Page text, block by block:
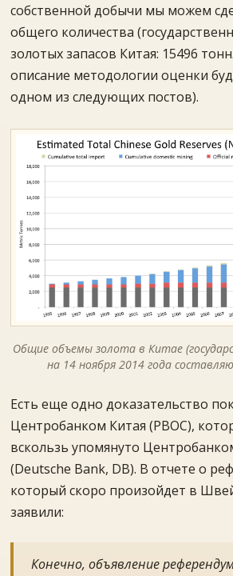
собственной добычи мы можем
общего количества
золотых запасов Китая: 15496
описание методологии оценки
одном из следующих постов).
Общие объемы золота в Китае
на 14 ноября 2014 года
Есть еще одно доказательство
Центробанком Китая (PBOC),
вскользь упомянуто
(Deutsche Bank, DB). В отчете о
который скоро произойдет в
заявили:
Конечно, объявление